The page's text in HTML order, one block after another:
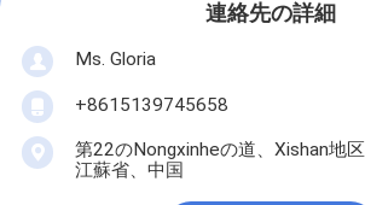
連絡先の詳細
Ms. Gloria
+8615139745658
第22のNongxinheの道、Xishan地区
江蘇省、中国